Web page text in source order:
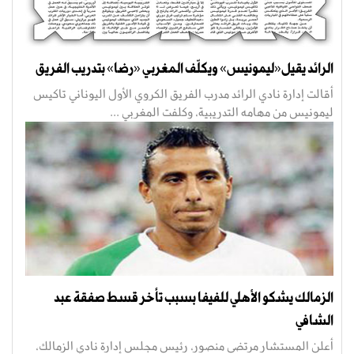
الرائد يقيل«ليمونيس» ويكلّف المغربي «رضا» بتدريب الفريق
أقالت إدارة نادي الرائد مدرب الفريق الكروي الأول اليوناني تاكيس
ليمونيس من مهامه التدريبية، وكلفت المغربي ...
الزمالك يشكو الأهلي للفيفا بسبب تأخر قسط صفقة عبد
الشافي
أعلن المستشار مرتضى منصور، رئيس مجلس إدارة نادي الزمالك،